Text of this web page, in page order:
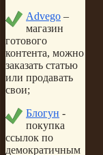
Advego –
магазин
готового
контента, можно
заказать статью
или продавать
свои;
Блогун -
покупка
ссылок по
демократичным